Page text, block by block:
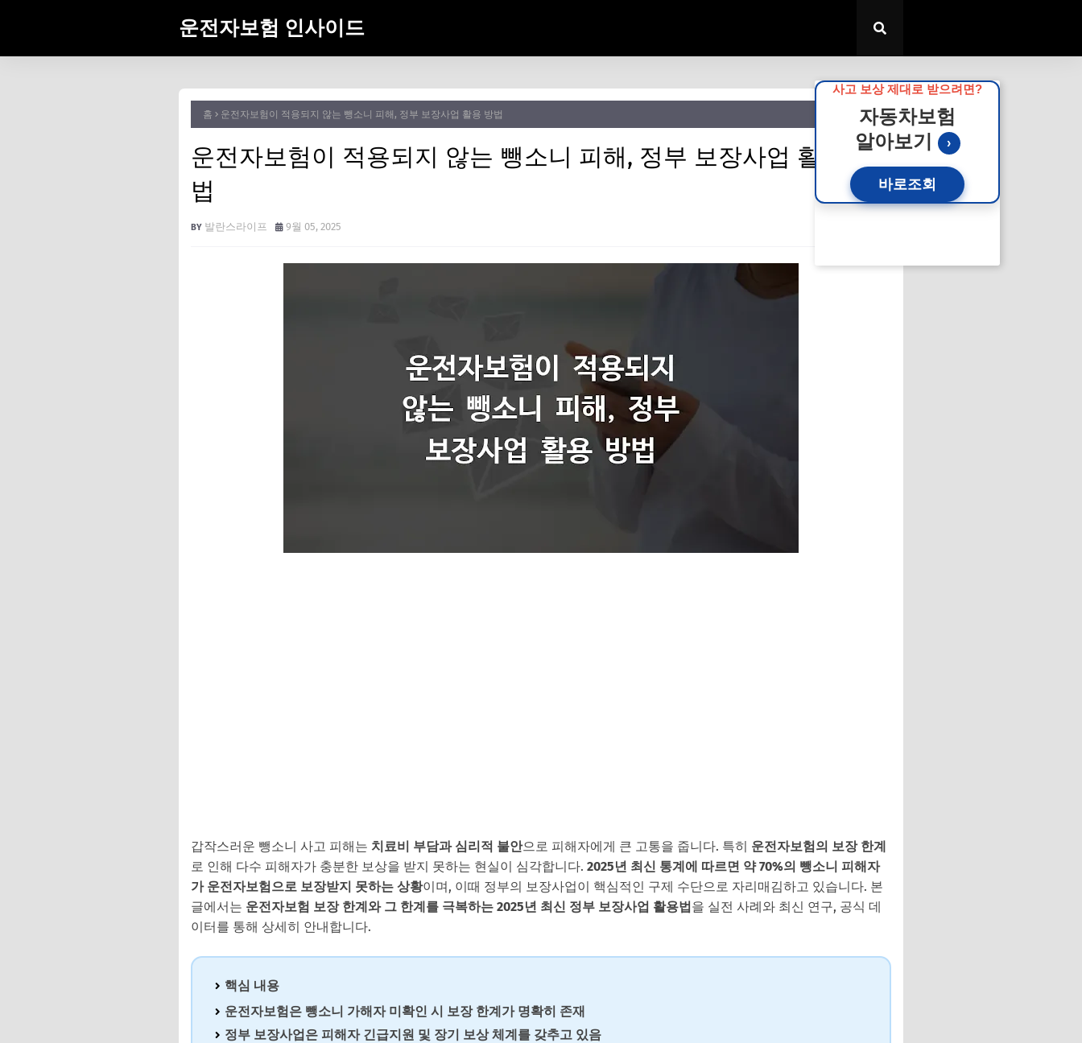
운전자보험 인사이드
홈 운전자보험이 적용되지 않는 뺑소니 피해, 정부 보장사업 활용 방법
운전자보험이 적용되지 않는 뺑소니 피해, 정부 보장사업 활용 방
법
발란스라이프 9월 05, 2025
갑작스러운 뺑소니 사고 피해는 치료비 부담과 심리적 불안으로 피해자에게 큰 고통을 줍니다. 특히 운전자보험의 보장 한계
로 인해 다수 피해자가 충분한 보상을 받지 못하는 현실이 심각합니다. 2025년 최신 통계에 따르면 약 70%의 뺑소니 피해자
가 운전자보험으로 보장받지 못하는 상황이며, 이때 정부의 보장사업이 핵심적인 구제 수단으로 자리매김하고 있습니다. 본
글에서는 운전자보험 보장 한계와 그 한계를 극복하는 2025년 최신 정부 보장사업 활용법을 실전 사례와 최신 연구, 공식 데
이터를 통해 상세히 안내합니다.
핵심 내용
운전자보험은 뺑소니 가해자 미확인 시 보장 한계가 명확히 존재
정부 보장사업은 피해자 긴급지원 및 장기 보상 체계를 갖추고 있음
사고 보상 제대로 받으려면?
자동차보험
알아보기
›
바로조회